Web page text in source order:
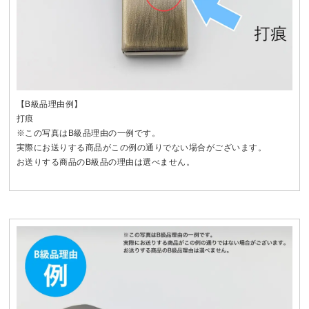
【B級品理由例】
打痕
※この写真はB級品理由の一例です。
実際にお送りする商品がこの例の通りでない場合がございます。
お送りする商品のB級品の理由は選べません。